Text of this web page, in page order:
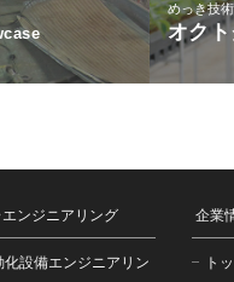
めっき技
オク
エンジニアリング
化設備エンジニアリン
企業
ト